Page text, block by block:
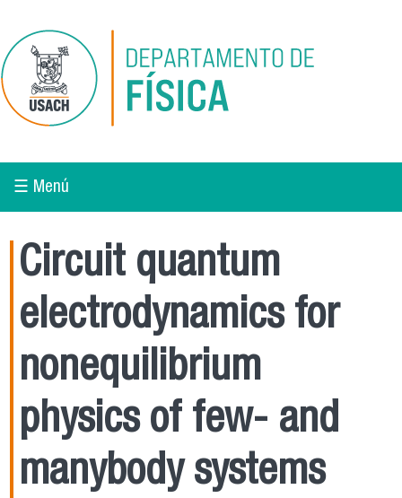
☰ Menú
Circuit quantum
electrodynamics for
nonequilibrium
physics of few- and
manybody systems